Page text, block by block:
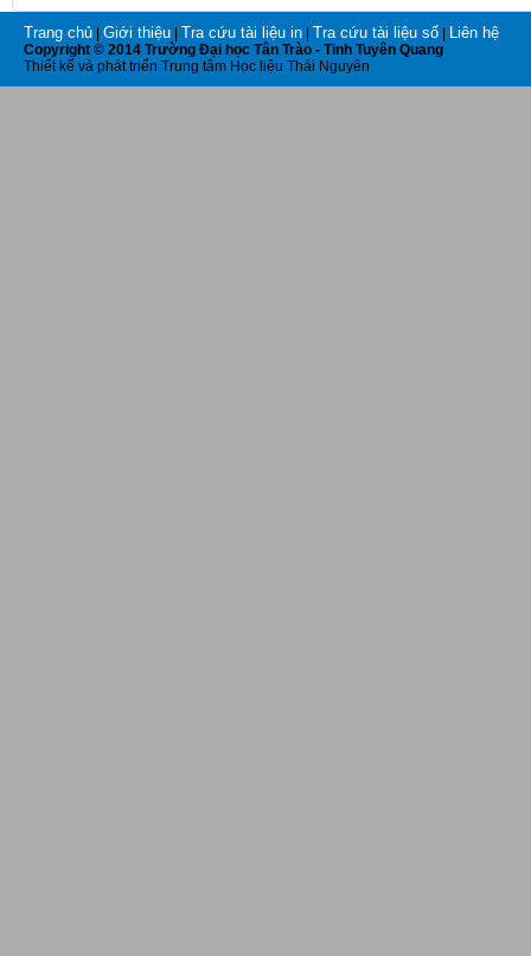
Trang chủ | Giới thiệu | Tra cứu tài liệu in | Tra cứu tài liệu số | Liên hệ
Copyright © 2014 Trường Đại học Tân Trào - Tinh Tuyên Quang
Thiết kế và phát triển Trung tâm Học liệu Thái Nguyên